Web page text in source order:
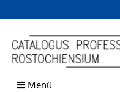
Browsen
direkt zum Inhalt
Menü